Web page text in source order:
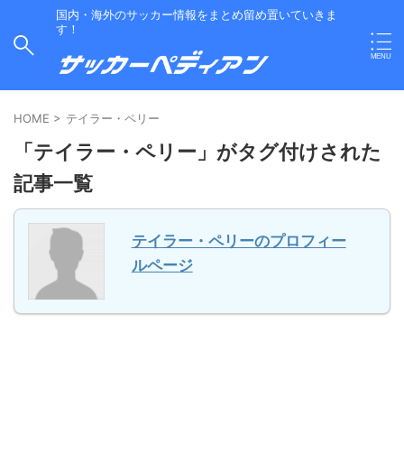
国内・海外のサッカー情報をまとめ留め置いていきま
す！
HOME > テイラー・ペリー
「テイラー・ペリー」がタグ付けされた
記事一覧
テイラー・ペリーのプロフィー
ルページ